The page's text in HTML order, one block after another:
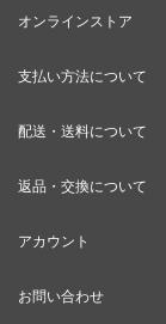
オンラインストア
支払い方法について
配送・送料について
返品・交換について
アカウント
お問い合わせ